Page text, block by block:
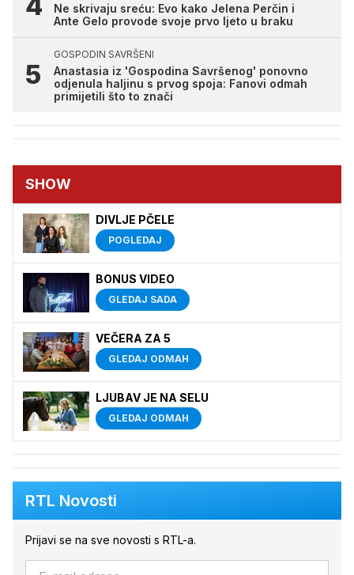
Ne skrivaju sreću: Evo kako Jelena Perčin i
Ante Gelo provode svoje prvo ljeto u braku
GOSPODIN SAVRŠENI
Anastasia iz 'Gospodina Savršenog' ponovno
odjenula haljinu s prvog spoja: Fanovi odmah
primijetili što to znači
SHOW
DIVLJE PČELE
POGLEDAJ
BONUS VIDEO
GLEDAJ SADA
VEČERA ZA 5
GLEDAJ ODMAH
LJUBAV JE NA SELU
GLEDAJ ODMAH
RTL Novosti
Prijavi se na sve novosti s RTL-a.